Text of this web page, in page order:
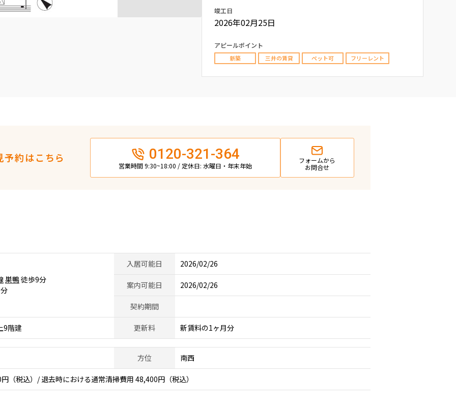
竣工日
2026年02月25日
アピールポイント
新築 三井の賃貸 ペット可 フリーレント
約はこちら 0120-321-364
営業時間 9:30~18:00 / 定休日: 水曜日・年末年始
フォームから
お問合せ
巣鴨徒歩9分
入居可能日 2026/02/26
案内可能日 2026/02/26
契約期間
9階建 更新料 新賃料の1ヶ月分
方位 南西
（税込）/ 退去時における通常清掃費用 48,400円（税込）